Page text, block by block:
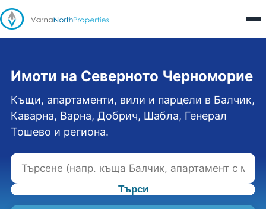
Имоти на Северното Черноморие
Къщи, апартаменти, вили и парцели в Балчик,
Каварна, Варна, Добрич, Шабла, Генерал
Тошево и региона.
Търси